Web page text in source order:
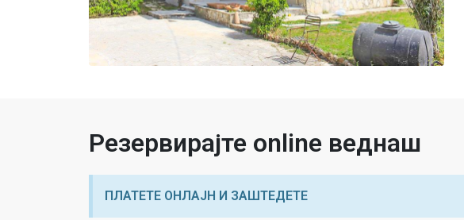
Резервирајте online веднаш
ПЛАТЕТЕ ОНЛАЈН И ЗАШТЕДЕТЕ